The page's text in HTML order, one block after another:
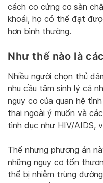
cách co cứng cơ sàn
khoái, họ có thể đạt
hơn bình thường.
Như thế nào là
Nhiều người chọn thủ
nhu cầu tâm sinh lý cá
nguy cơ của quan hệ
thai ngoài ý muốn và
tình dục như HIV/AIDS,
Thế nhưng phương án
những nguy cơ tổn
thể bị nhiễm trùng